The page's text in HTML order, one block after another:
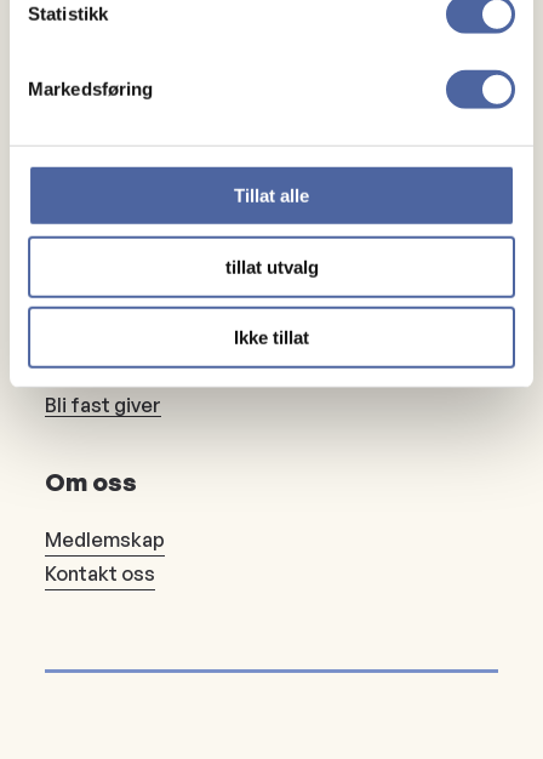
Statistikk
Markedsføring
Tillat alle
tillat utvalg
Ikke tillat
Om MS
Gaver
Bli fast giver
Om oss
Medlemskap
Kontakt oss